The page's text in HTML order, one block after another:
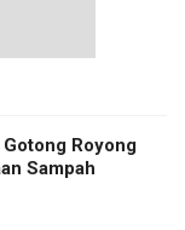
Royong
Sampah